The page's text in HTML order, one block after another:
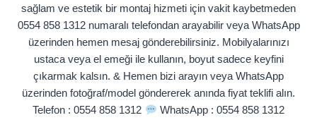
sağlam ve estetik bir montaj hizmeti için vakit kaybetmeden
0554 858 1312 numaralı telefondan arayabilir veya WhatsApp
üzerinden hemen mesaj gönderebilirsiniz. Mobilyalarınızı
ustaca veya el emeği ile kullanın, boyut sadece keyfini
çıkarmak kalsın. & Hemen bizi arayın veya WhatsApp
üzerinden fotoğraf/model göndererek anında fiyat teklifi alın.
Telefon : 0554 858 1312
WhatsApp : 0554 858 1312